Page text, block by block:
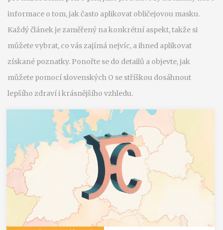
informace o tom, jak často aplikovat obličejovou masku.
Každý článek je zaměřený na konkrétní aspekt, takže si
můžete vybrat, co vás zajímá nejvíc, a ihned aplikovat
získané poznatky. Ponořte se do detailů a objevte, jak
můžete pomocí slovenských O se stříškou dosáhnout
lepšího zdraví i krásnějšího vzhledu.